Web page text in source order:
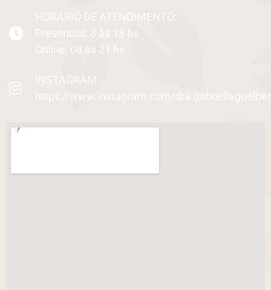
HORÁRIO DE ATENDIMENTO:
Presencial: 8 às 18 hs
Online: 08 às 21 hs
INSTAGRAM:
https://www.instagram.com/